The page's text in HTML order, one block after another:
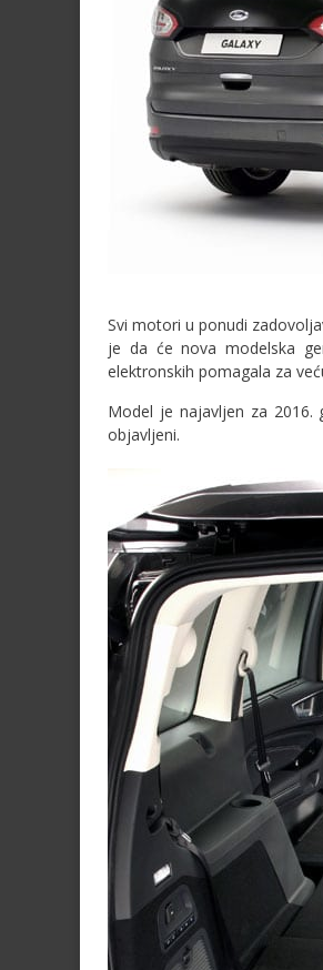
Svi motori u ponudi
je da će nova modelska
elektronskih pomagala za
Model je najavljen za
objavljeni.